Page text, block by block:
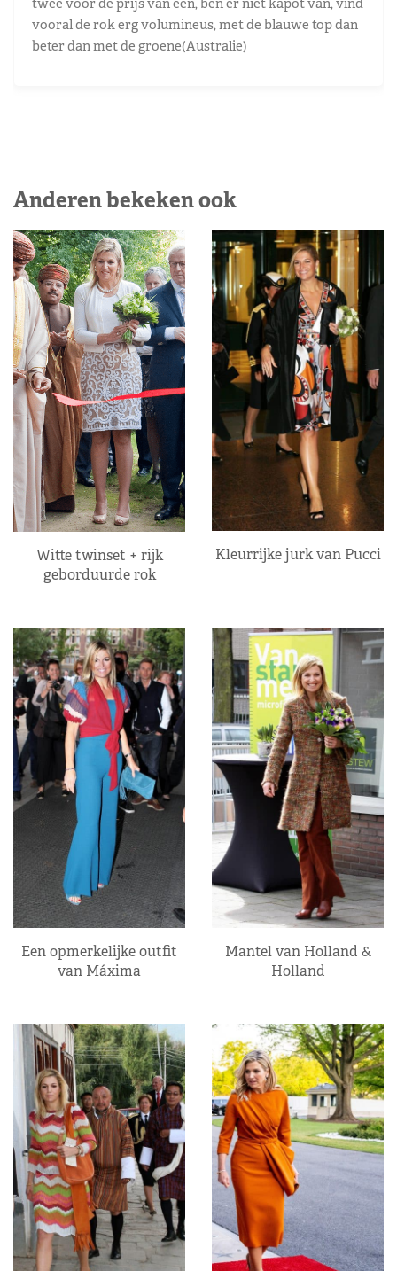
vooral de rok erg volumineus, met de blauwe top dan
beter dan met de groene(Australie)
Anderen bekeken ook
Witte twinset + rijk
geborduurde rok
Kleurrijke jurk van Pucci
Een opmerkelijke outfit
van Máxima
Mantel van Holland &
Holland